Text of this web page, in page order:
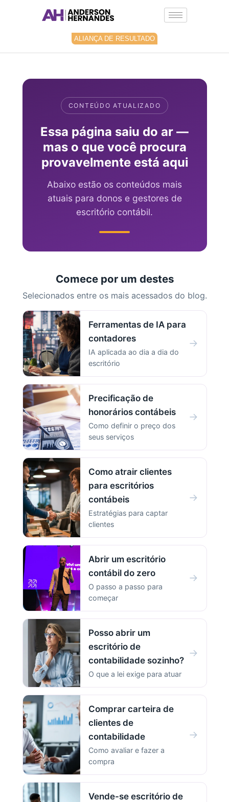
ALIANÇA DE RESULTADO
CONTEÚDO ATUALIZADO
Essa página saiu do ar —
mas o que você procura
provavelmente está aqui
Abaixo estão os conteúdos mais
atuais para donos e gestores de
escritório contábil.
Comece por um destes
Selecionados entre os mais acessados do blog.
Ferramentas de IA para
contadores
IA aplicada ao dia a dia do
escritório
→
Precificação de
honorários contábeis
Como definir o preço dos
seus serviços
→
Como atrair clientes
para escritórios
contábeis
Estratégias para captar
clientes
→
Abrir um escritório
contábil do zero
O passo a passo para
começar
→
Posso abrir um
escritório de
contabilidade sozinho?
O que a lei exige para atuar
→
Comprar carteira de
clientes de
contabilidade
Como avaliar e fazer a
compra
→
Vende-se escritório de